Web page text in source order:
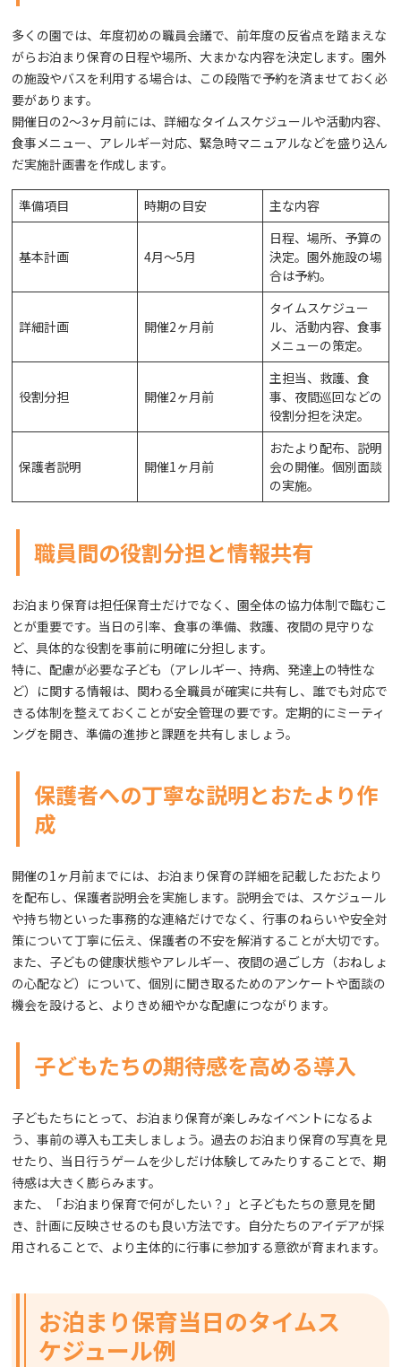
多くの園では、年度初めの職員会議で、前年度の反省点を踏まえな
がらお泊まり保育の日程や場所、大まかな内容を決定します。園外
の施設やバスを利用する場合は、この段階で予約を済ませておく必
要があります。
開催日の2〜3ヶ月前には、詳細なタイムスケジュールや活動内容、
食事メニュー、アレルギー対応、緊急時マニュアルなどを盛り込ん
だ実施計画書を作成します。
準備項目 時期の目安 主な内容
基本計画 4月～5月
日程、場所、予算の
決定。園外施設の場
合は予約。
詳細計画 開催2ヶ月前
タイムスケジュー
ル、活動内容、食事
メニューの策定。
役割分担 開催2ヶ月前
主担当、救護、食
事、夜間巡回などの
役割分担を決定。
保護者説明 開催1ヶ月前
おたより配布、説明
会の開催。個別面談
の実施。
職員間の役割分担と情報共有
お泊まり保育は担任保育士だけでなく、園全体の協力体制で臨むこ
とが重要です。当日の引率、食事の準備、救護、夜間の見守りな
ど、具体的な役割を事前に明確に分担します。
特に、配慮が必要な子ども（アレルギー、持病、発達上の特性な
ど）に関する情報は、関わる全職員が確実に共有し、誰でも対応で
きる体制を整えておくことが安全管理の要です。定期的にミーティ
ングを開き、準備の進捗と課題を共有しましょう。
保護者への丁寧な説明とおたより作
成
開催の1ヶ月前までには、お泊まり保育の詳細を記載したおたより
を配布し、保護者説明会を実施します。説明会では、スケジュール
や持ち物といった事務的な連絡だけでなく、行事のねらいや安全対
策について丁寧に伝え、保護者の不安を解消することが大切です。
また、子どもの健康状態やアレルギー、夜間の過ごし方（おねしょ
の心配など）について、個別に聞き取るためのアンケートや面談の
機会を設けると、よりきめ細やかな配慮につながります。
子どもたちの期待感を高める導入
子どもたちにとって、お泊まり保育が楽しみなイベントになるよ
う、事前の導入も工夫しましょう。過去のお泊まり保育の写真を見
せたり、当日行うゲームを少しだけ体験してみたりすることで、期
待感は大きく膨らみます。
また、「お泊まり保育で何がしたい？」と子どもたちの意見を聞
き、計画に反映させるのも良い方法です。自分たちのアイデアが採
用されることで、より主体的に行事に参加する意欲が育まれます。
お泊まり保育当日のタイムス
ケジュール例